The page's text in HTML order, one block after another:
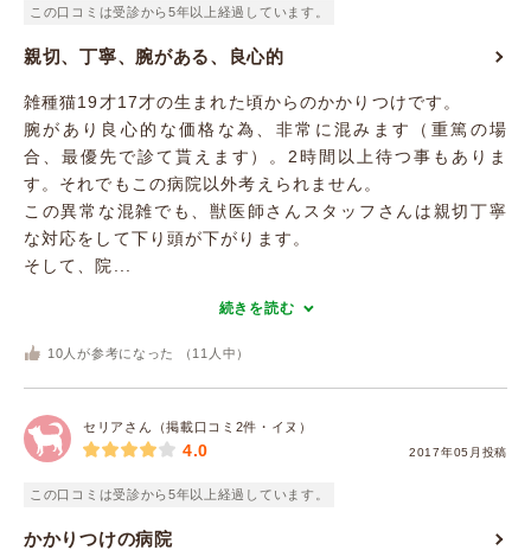
この口コミは受診から5年以上経過しています。
親切、丁寧、腕がある、良心的
雑種猫19才17才の生まれた頃からのかかりつけです。
腕があり良心的な価格な為、非常に混みます（重篤の場
合、最優先で診て貰えます）。2時間以上待つ事もありま
す。それでもこの病院以外考えられません。
この異常な混雑でも、獣医師さんスタッフさんは親切丁寧
な対応をして下り頭が下がります。
そして、院...
続きを読む
10 人が参考になった （ 11 人中）
セリアさん（掲載口コミ2件・イヌ）
2017年05月投稿
4.0
この口コミは受診から5年以上経過しています。
かかりつけの病院